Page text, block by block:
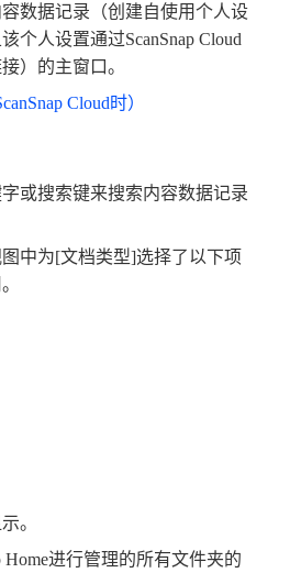
数据记录（创建自使用个人设
个人设置通过ScanSnap Cloud
）的主窗口。
Cloud时）
或搜索键来搜索内容数据记录
中为[文档类型]选择了以下项
。
Home进行管理的所有文件夹的